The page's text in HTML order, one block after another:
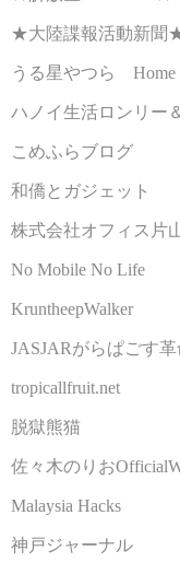
★大陸諜報活動新聞
うる星やつら Home
ハノイ生活ロンリー
こめふらブログ
和僑とガジェット
株式会社オフィス片
No Mobile No Life
KruntheepWalker
JASJARがらぱごす
tropicallfruit.net
脱獄熊猫
佐々木のりお
Malaysia Hacks
神戸ジャーナル